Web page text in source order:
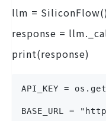
llm =
response =
print(response)
API_KEY =
BASE_URL =